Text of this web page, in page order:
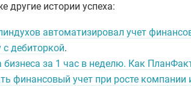
другие истории успеха:
автоматизировал учет
с дебиторкой.
бизнеса за 1 час в неделю. Как
финансовый учет при росте